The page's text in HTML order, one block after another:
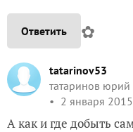
Ответить ✿
tatarinov53
татаринов юрий
2 января
А как и где добыть